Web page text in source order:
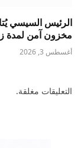
الرئيس السيسي
مخزون آمن لمدة
أغسطس 3, 2026
التعليقات مغلقة.